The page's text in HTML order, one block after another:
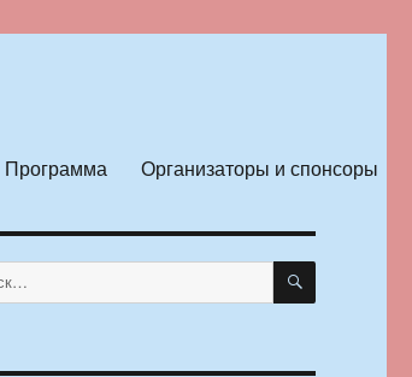
Программа Организаторы и спонсоры
ПОИСК